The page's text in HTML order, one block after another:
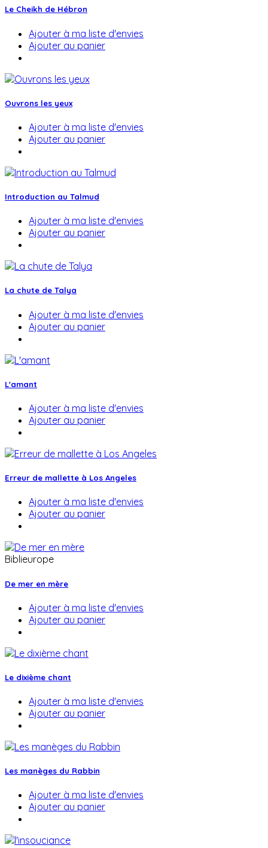
Le Cheikh de Hébron
Ajouter à ma liste d'envies
Ajouter au panier
Ouvrons les yeux
Ajouter à ma liste d'envies
Ajouter au panier
Introduction au Talmud
Ajouter à ma liste d'envies
Ajouter au panier
La chute de Talya
Ajouter à ma liste d'envies
Ajouter au panier
L'amant
Ajouter à ma liste d'envies
Ajouter au panier
Erreur de mallette à Los Angeles
Ajouter à ma liste d'envies
Ajouter au panier
Biblieurope
De mer en mère
Ajouter à ma liste d'envies
Ajouter au panier
Le dixième chant
Ajouter à ma liste d'envies
Ajouter au panier
Les manèges du Rabbin
Ajouter à ma liste d'envies
Ajouter au panier